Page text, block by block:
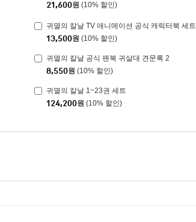
21,600원 (10% 할인)
귀멸의 칼날 TV 애니메이션 공식 캐릭터북 세트
13,500원 (10% 할인)
귀멸의 칼날 공식 팬북 귀살대 견문록 2
8,550원 (10% 할인)
귀멸의 칼날 1~23권 세트
124,200원 (10% 할인)